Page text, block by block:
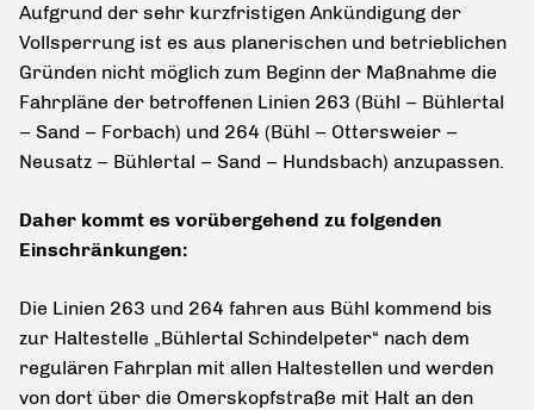
Aufgrund der sehr kurzfristigen Ankündigung der
Vollsperrung ist es aus planerischen und betrieblichen
Gründen nicht möglich zum Beginn der Maßnahme die
Fahrpläne der betroffenen Linien 263 (Bühl – Bühlertal
– Sand – Forbach) und 264 (Bühl – Ottersweier –
Neusatz – Bühlertal – Sand – Hundsbach) anzupassen.
Daher kommt es vorübergehend zu folgenden
Einschränkungen:
Die Linien 263 und 264 fahren aus Bühl kommend bis
zur Haltestelle „Bühlertal Schindelpeter“ nach dem
regulären Fahrplan mit allen Haltestellen und werden
von dort über die Omerskopfstraße mit Halt an den